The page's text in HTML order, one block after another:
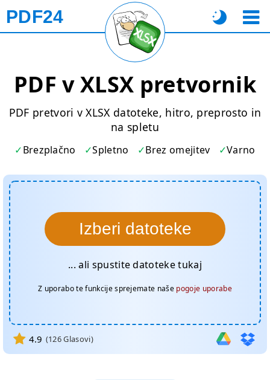
PDF24
PDF v XLSX pretvornik
PDF pretvori v XLSX datoteke, hitro, preprosto in
na spletu
Brezplačno Spletno Brez omejitev Varno
Izberi datoteke
... ali spustite datoteke tukaj
Z uporabo te funkcije sprejemate naše pogoje uporabe
4.9 (126Glasovi)